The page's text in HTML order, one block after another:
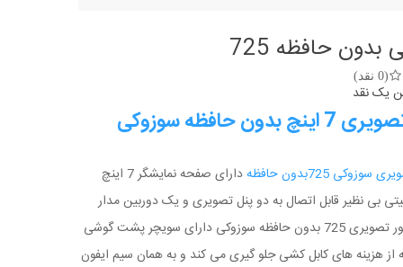
حافظه 725
(0 نقد)
یک نقد
ایفون تصویری 7 اینچ بدون حافظه سوزوکی
725بدون حافظه
دارای صفحه نمایشگر 7 اینچ
بی نظیر قابل اتصال به دو پنل تصویری و یک دوربین مدار
بسته ,مانیتور تصویری 725 بدون حافظه سوزوکی دارای سویچر پشت گوشی
از هزینه های کابل کشی جلو گیری می کند و به همان سیم ایفون